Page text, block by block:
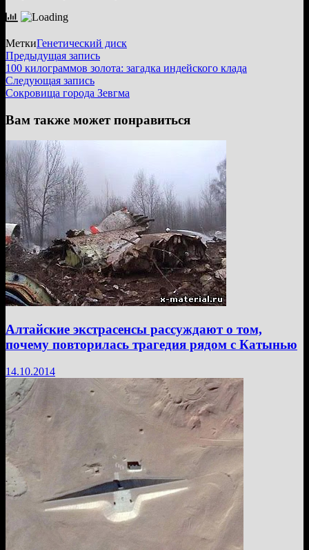
МеткиГенетический диск
Навигация
по
записям
Предыдущая записьПредыдущая
запись:
100 килограммов золота: загадка индейского клада
Следующая записьСледующая
запись:
Сокровища города Зевгма
Вам также может понравиться
Алтайские экстрасенсы рассуждают о том,
почему повторилась трагедия рядом с Катынью
14.10.2014